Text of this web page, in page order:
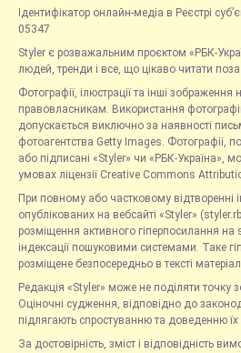
Ідентифікатор онлайн-медіа в Реєстрі
05347
Styler є розважальним проєктом «РБК-
людей, тренди і все, що цікаво читати
Фотографії, ілюстрації та інші зображення
правовласникам. Використання
допускається виключно за наявності
фотоагентства Getty Images. Фотографії,
або підписані «Styler» чи «РБК-Україна»,
умовах ліцензії Creative Commons
При повному або частковому відтворенні
опублікованих на вебсайті «Styler»
розміщення активного гіперпосилання на
індексації пошуковими системами. Таке
розміщене безпосередньо в тексті
Редакція «Styler» може не поділяти точку
Оціночні судження, відповідно до
підлягають спростуванню та доведенню їх
За достовірність, зміст і відповідність